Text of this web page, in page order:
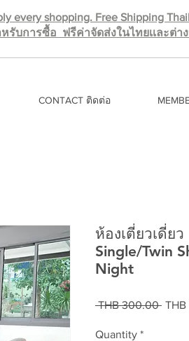
every shopping. Free Shipping
บการซื้อ ฟรีค่าจัดส่งในไทยเเละต่า
CONTACT ติดต่อ
ห้องเตี่ยวเดี่ย
Single/Twin
Night
THB 300.00
Quantity *